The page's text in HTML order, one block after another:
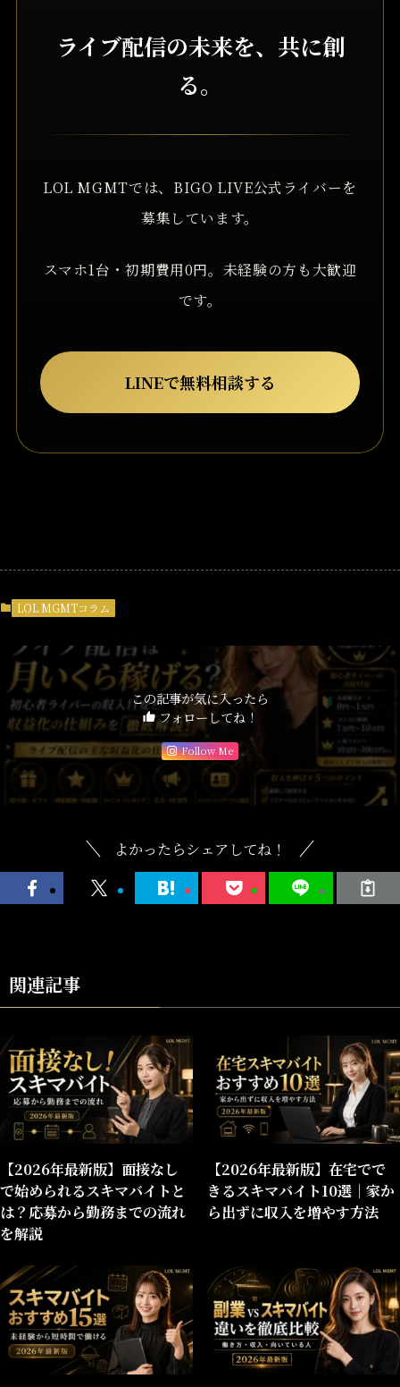
ライブ配信の未来を、共に創
る。
LOL MGMTでは、BIGO LIVE公式ライバーを
募集しています。
スマホ1台・初期費用0円。未経験の方も大歓迎
です。
LINEで無料相談する
LOL MGMTコラム
この記事が気に入ったら
フォローしてね！
Follow Me
よかったらシェアしてね！
関連記事
【2026年最新版】面接なし
で始められるスキマバイトと
は？応募から勤務までの流れ
を解説
【2026年最新版】在宅でで
きるスキマバイト10選｜家か
ら出ずに収入を増やす方法